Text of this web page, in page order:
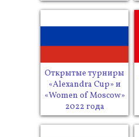
Открытые турниры
«Alexandra Cup» и
«Women of Moscow»
2022 года